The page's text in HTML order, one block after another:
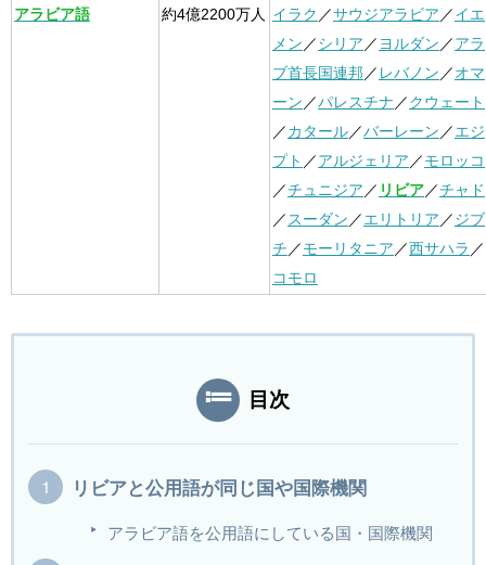
アラビア語 約4億2200万人 イラク ／サウジアラビア ／イエ
メン ／シリア ／ ヨルダン ／アラ
ブ首長国連邦／ レバノン ／オマ
ーン ／パレスチナ ／クウェート
／カタール／バーレーン ／エジ
プト ／アルジェリア ／モロッコ
／チュニジア ／ リビア／チャド
／ スーダン ／エリトリア ／ジブ
チ ／モーリタニア ／西サハラ ／
コモロ
目次
リビアと公用語が同じ国や国際機関
アラビア語を公用語にしている国・国際機関